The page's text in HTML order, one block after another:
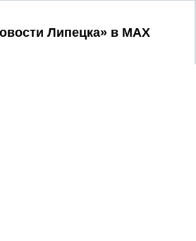
Принять